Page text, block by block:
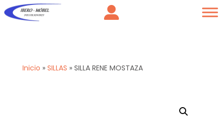
Inicio » SILLAS » SILLA RENE MOSTAZA